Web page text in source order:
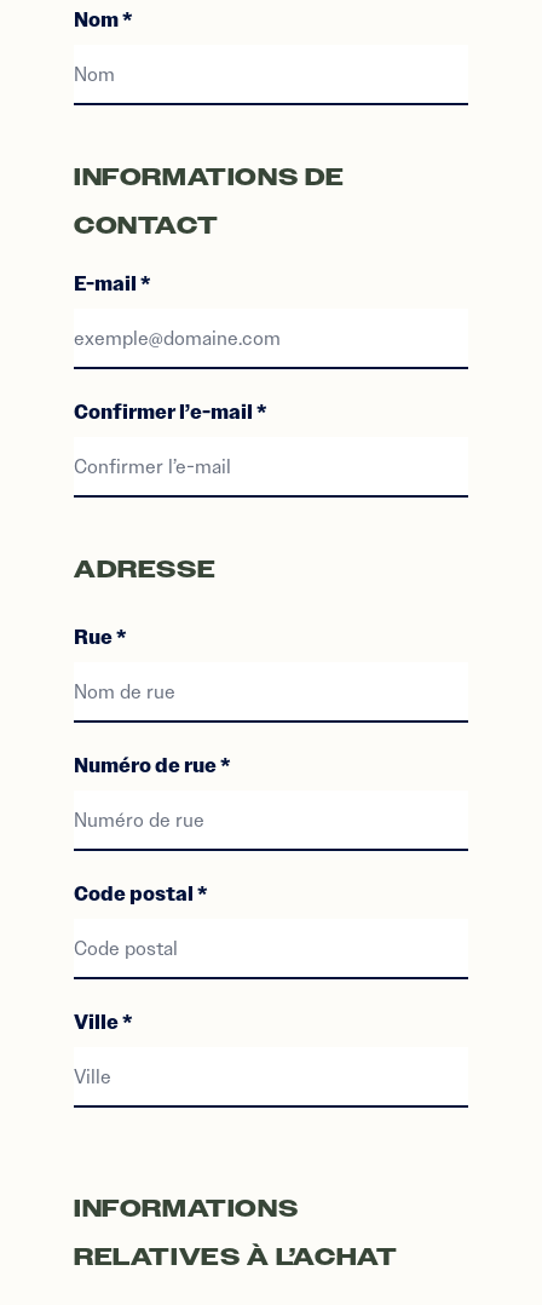
Nom*
INFORMATIONS DE
CONTACT
E-mail*
Confirmer l’e-mail*
ADRESSE
Rue*
Numéro de rue*
Code postal*
Ville*
INFORMATIONS
RELATIVES À L’ACHAT